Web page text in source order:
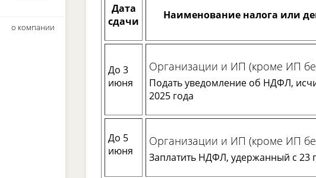
Дата
сдачи
Наименование налога или
До 3
июня
Организации и ИП (кроме ИП
Подать уведомление об НДФЛ,
2025 года
До 5
июня
Организации и ИП (кроме ИП
Заплатить НДФЛ, удержанный с 23
о компании